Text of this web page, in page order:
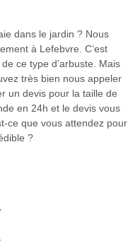
dans le jardin ? Nous
à Lefebvre. C’est
ce type d’arbuste. Mais
très bien nous appeler
un devis pour la taille de
en 24h et le devis vous
ce que vous attendez pour
?